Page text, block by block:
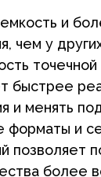
и
чем у
точечной
быстрее
и менять
форматы и
позволяет
более